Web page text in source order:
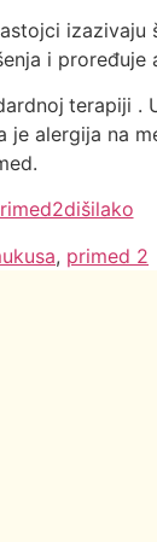
i
terapiji .
alergija na
, primed 2